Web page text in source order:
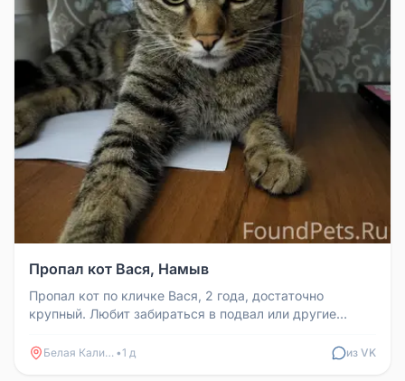
Пропал кот Вася, Намыв
Пропал кот по кличке Вася, 2 года, достаточно
крупный. Любит забираться в подвал или другие
Белая Калитва •1 д из VK